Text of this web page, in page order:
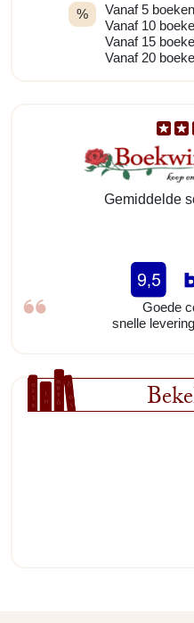
%
Vanaf 5 boeken
Vanaf 10
Vanaf 15
Vanaf 20
Gemiddelde
Goede
snelle